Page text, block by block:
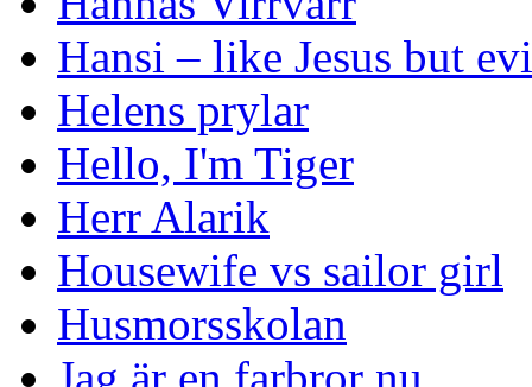
Hansi – like Jesus but
Helens prylar
Hello, I'm Tiger
Herr Alarik
Housewife vs sailor girl
Husmorsskolan
Jag är en farbror nu